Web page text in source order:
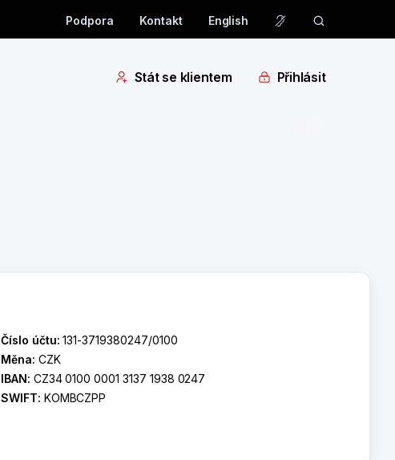
Podpora Kontakt English
Stát se klientem Přihlásit
Číslo účtu:131-3719380247/0100
Měna: CZK
IBAN: CZ34 0100 0001 3137 1938 0247
SWIFT: KOMBCZPP